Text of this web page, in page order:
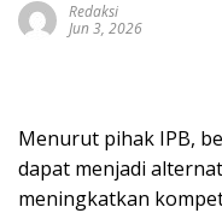
Redaksi
Jun 3, 2026
Menurut pihak IPB,
dapat menjadi
meningkatkan